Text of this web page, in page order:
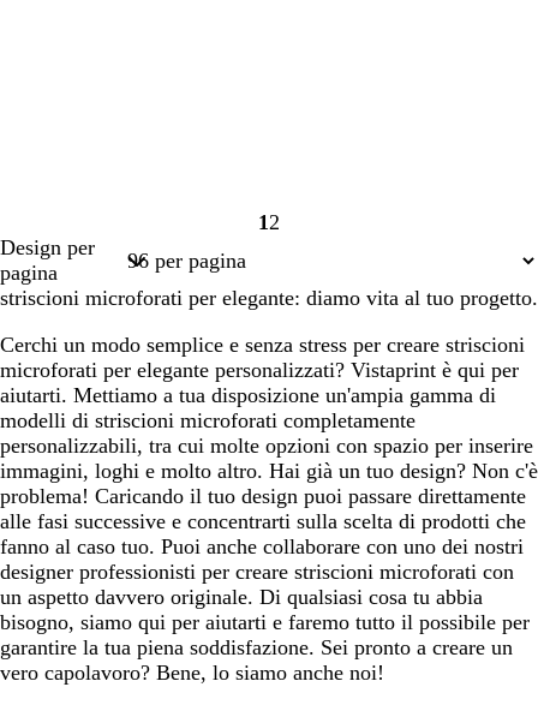
Pagina
1 Pagina
2
Design per
pagina
striscioni microforati per elegante: diamo vita al tuo progetto.
Cerchi un modo semplice e senza stress per creare striscioni
microforati per elegante personalizzati? Vistaprint è qui per
aiutarti. Mettiamo a tua disposizione un'ampia gamma di
modelli di striscioni microforati completamente
personalizzabili, tra cui molte opzioni con spazio per inserire
immagini, loghi e molto altro. Hai già un tuo design? Non c'è
problema! Caricando il tuo design puoi passare direttamente
alle fasi successive e concentrarti sulla scelta di prodotti che
fanno al caso tuo. Puoi anche collaborare con uno dei nostri
designer professionisti per creare striscioni microforati con
un aspetto davvero originale. Di qualsiasi cosa tu abbia
bisogno, siamo qui per aiutarti e faremo tutto il possibile per
garantire la tua piena soddisfazione. Sei pronto a creare un
vero capolavoro? Bene, lo siamo anche noi!